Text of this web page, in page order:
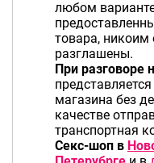
любом
товара, никоим
разглашены.
При разговоре
магазина без
качестве
транспортная
Секс-шоп в